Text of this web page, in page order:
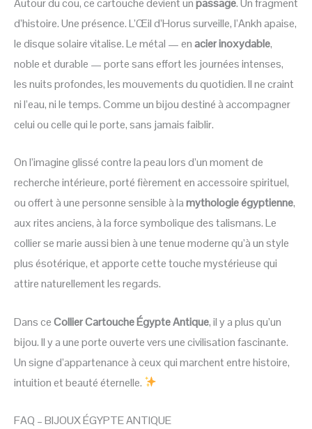
d’histoire. Une présence. L’Œil d’Horus surveille, l’Ankh apaise,
le disque solaire vitalise. Le métal — enacier inoxydable,
noble et durable — porte sans effort les journées intenses,
les nuits profondes, les mouvements du quotidien. Il ne craint
ni l’eau, ni le temps. Comme un bijou destiné à accompagner
celui ou celle qui le porte, sans jamais faiblir.
On l’imagine glissé contre la peau lors d’un moment de
recherche intérieure, porté fièrement en accessoire spirituel,
ou offert à une personne sensible à lamythologie égyptienne,
aux rites anciens, à la force symbolique des talismans. Le
collier se marie aussi bien à une tenue moderne qu’à un style
plus ésotérique, et apporte cette touche mystérieuse qui
attire naturellement les regards.
Dans ceCollier Cartouche Égypte Antique, il y a plus qu’un
bijou. Il y a une porte ouverte vers une civilisation fascinante.
Un signe d’appartenance à ceux qui marchent entre histoire,
intuition et beauté éternelle.
FAQ – BIJOUX ÉGYPTE ANTIQUE